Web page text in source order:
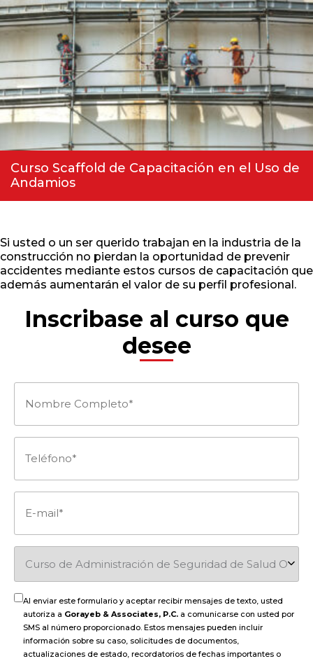
Curso Scaffold de Capacitación en el Uso de
Andamios
Si usted o un ser querido trabajan en la industria de la
construcción no pierdan la oportunidad de prevenir
accidentes mediante estos cursos de capacitación que
además aumentarán el valor de su perfil profesional.
Inscribase al curso que
desee
Nombre
Teléfono (Obligatorio)
Curso
de
interés
Al enviar este formulario y aceptar recibir mensajes de texto, usted
autoriza a Gorayeb & Associates, P.C. a comunicarse con usted por
SMS al número proporcionado. Estos mensajes pueden incluir
información sobre su caso, solicitudes de documentos,
actualizaciones de estado, recordatorios de fechas importantes o